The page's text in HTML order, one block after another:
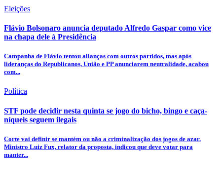
Eleições
Flávio Bolsonaro anuncia deputado Alfredo Gaspar como vice
na chapa dele à Presidência
Campanha de Flávio tentou alianças com outros partidos, mas após
lideranças do Republicanos, União e PP anunciarem neutralidade, acabou
com...
Política
STF pode decidir nesta quinta se jogo do bicho, bingo e caça-
níqueis seguem ilegais
Corte vai definir se mantém ou não a criminalização dos jogos de azar.
Ministro Luiz Fux, relator da proposta, indicou que deve votar para
manter...